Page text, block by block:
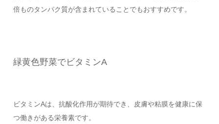
倍ものタンパク質が含まれていることでもおすすめです。
緑黄色野菜でビタミンA
ビタミンAは、抗酸化作用が期待でき、皮膚や粘膜を健康に保
つ働きがある栄養素です。